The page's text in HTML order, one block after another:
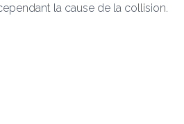
la cause de la collision.